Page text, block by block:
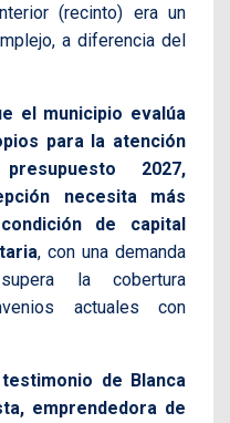
(recinto) era un
a diferencia del
el municipio evalúa
para la atención
2027,
necesita más
de capital
, con una demanda
la cobertura
actuales con
de Blanca
emprendedora de